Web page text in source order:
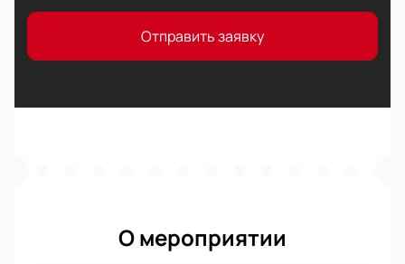
Отправить заявку
О мероприятии